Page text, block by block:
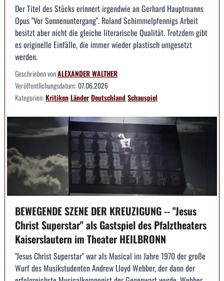
Der Titel des Stücks erinnert irgendwie an Gerhard Hauptmanns
Opus "Vor Sonnenuntergang". Roland Schimmelpfennigs Arbeit
besitzt aber nicht die gleiche literarische Qualität. Trotzdem gibt
es originelle Einfälle, die immer wieder plastisch umgesetzt
werden.
Geschrieben vonALEXANDER WALTHER
Veröffentlichungsdatum:07.06.2026
Kategorien:KritikenLänderDeutschlandSchauspiel
BEWEGENDE SZENE DER KREUZIGUNG -- "Jesus
Christ Superstar" als Gastspiel des Pfalztheaters
Kaiserslautern im Theater HEILBRONN
"Jesus Christ Superstar" war als Musical im Jahre 1970 der große
Wurf des Musikstudenten Andrew Lloyd Webber, der dann der